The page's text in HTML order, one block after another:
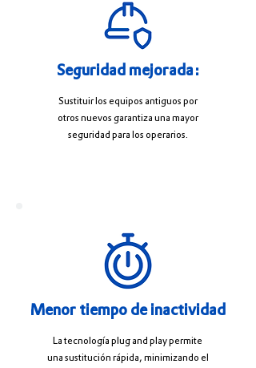
Seguridad mejorada:
Sustituir los equipos antiguos por
otros nuevos garantiza una mayor
seguridad para los operarios.
Menor tiempo de inactividad
La tecnología plug and play permite
una sustitución rápida, minimizando el